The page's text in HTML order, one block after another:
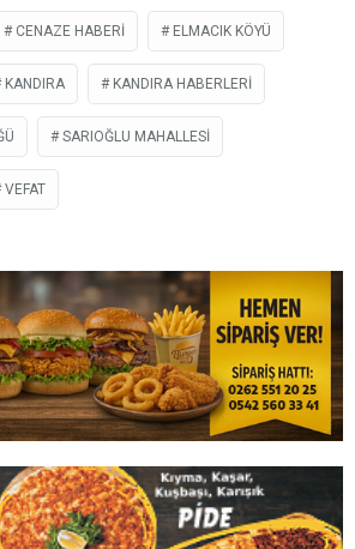
CENAZE HABERI ELMACIK KÖYÜ
KANDIRA KANDIRA HABERLERI
SARIOĞLU MAHALLESI
VEFAT